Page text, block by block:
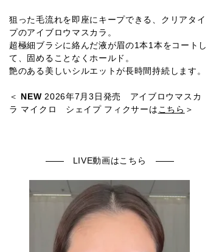
狙った毛流れを即座にキープできる、クリアタイ
プのアイブロウマスカラ。
超極細ブラシに絡んだ液が眉の1本1本をコートし
て、固めることなくホールド。
艶のある美しいシルエットが長時間持続します。
＜ NEW 2026年7月3日発売 アイブロウマスカ
ラ マイクロ シェイプ フィクサーはこちら ＞
LIVE動画はこちら